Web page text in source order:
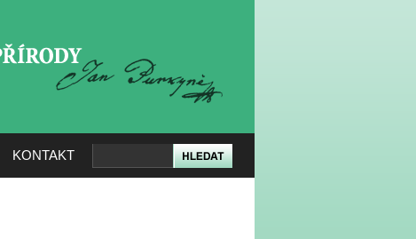
KONTAKT